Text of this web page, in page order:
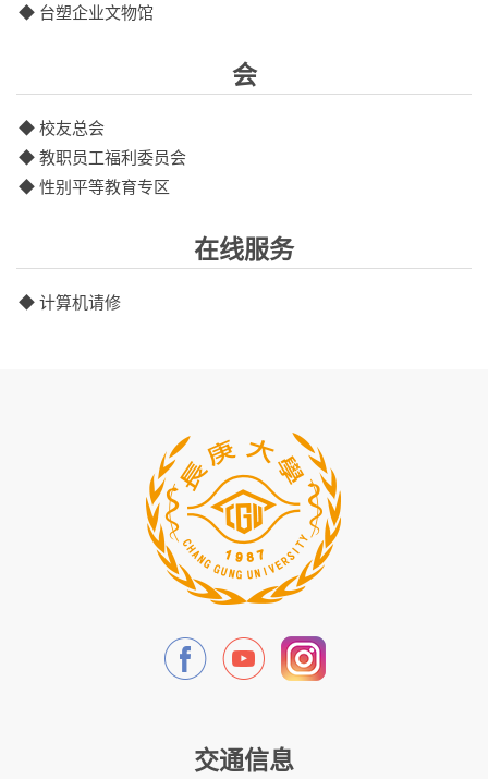
◆ 台塑企业文物馆
会
◆ 校友总会
◆ 教职员工福利委员会
◆ 性别平等教育专区
在线服务
◆ 计算机请修
交通信息